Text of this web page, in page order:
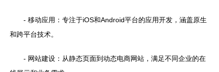
- 移动应用：专注于iOS和Android平台的应用开发，涵盖原生
和跨平台技术。
- 网站建设：从静态页面到动态电商网站，满足不同企业的在